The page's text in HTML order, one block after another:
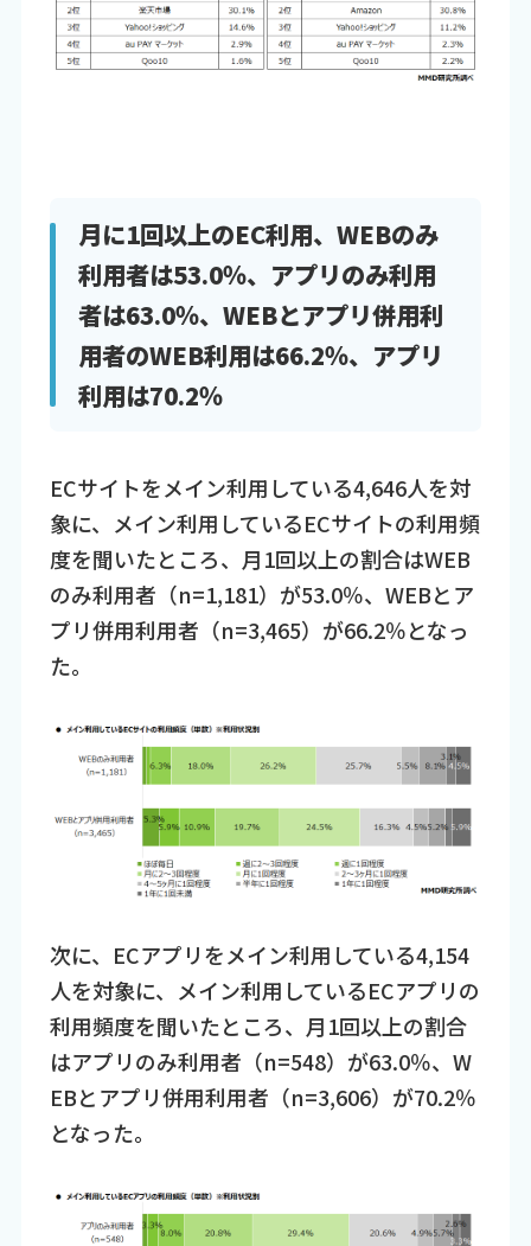
月に1回以上のEC利用、WEBのみ
利用者は53.0％、アプリのみ利用
者は63.0％、WEBとアプリ併用利
用者のWEB利用は66.2％、アプリ
利用は70.2％
ECサイトをメイン利用している4,646人を対
象に、メイン利用しているECサイトの利用頻
度を聞いたところ、月1回以上の割合はWEB
のみ利用者（n=1,181）が53.0％、WEBとア
プリ併用利用者（n=3,465）が66.2％となっ
た。
次に、ECアプリをメイン利用している4,154
人を対象に、メイン利用しているECアプリの
利用頻度を聞いたところ、月1回以上の割合
はアプリのみ利用者（n=548）が63.0％、W
EBとアプリ併用利用者（n=3,606）が70.2％
となった。